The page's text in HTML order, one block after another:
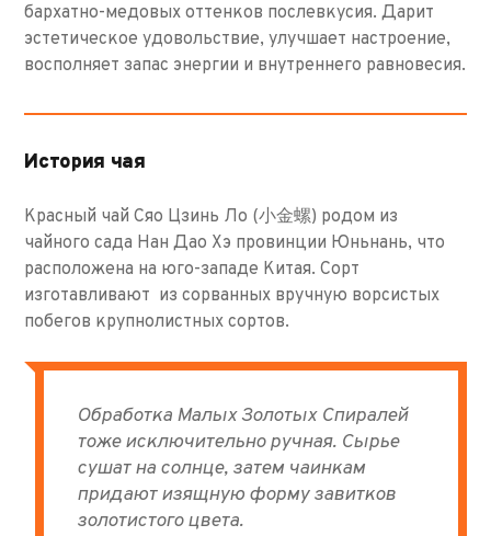
бархатно-медовых оттенков послевкусия. Дарит
эстетическое удовольствие, улучшает настроение,
восполняет запас энергии и внутреннего равновесия.
История чая
Красный чай Сяо Цзинь Ло (小金螺) родом из
чайного сада Нан Дао Хэ провинции Юньнань, что
расположена на юго-западе Китая. Сорт
изготавливают из сорванных вручную ворсистых
побегов крупнолистных сортов.
Обработка Малых Золотых Спиралей
тоже исключительно ручная. Сырье
сушат на солнце, затем чаинкам
придают изящную форму завитков
золотистого цвета.